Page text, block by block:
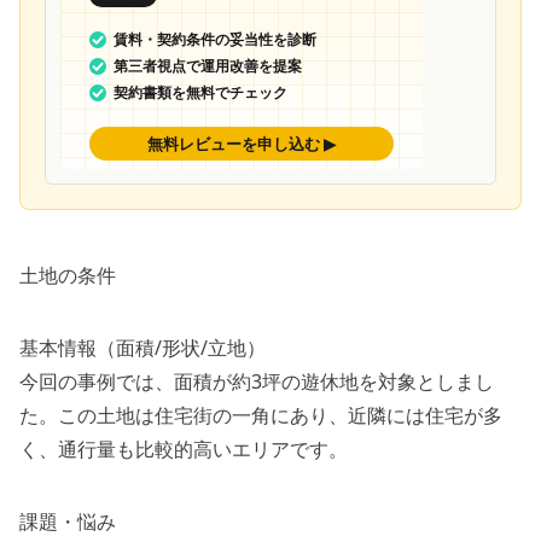
土地の条件
基本情報（面積/形状/立地）
今回の事例では、面積が約3坪の遊休地を対象としまし
た。この土地は住宅街の一角にあり、近隣には住宅が多
く、通行量も比較的高いエリアです。
課題・悩み